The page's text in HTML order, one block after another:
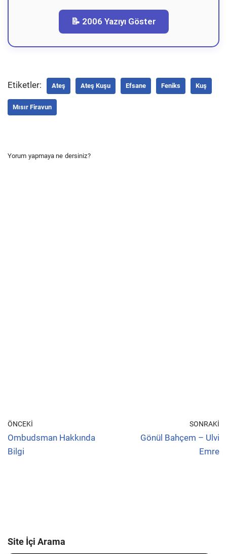
📝 2006 Yazıyı Göster
Etiketler: Ateş Ateş Kuşu Efsane Feniks Kuş
Mısır Firavun
Yorum yapmaya ne dersiniz?
ÖNCEKI
Ombudsman Hakkında
Bilgi
SONRAKI
Gönül Bahçem – Ulvi
Emre
Site İçi Arama